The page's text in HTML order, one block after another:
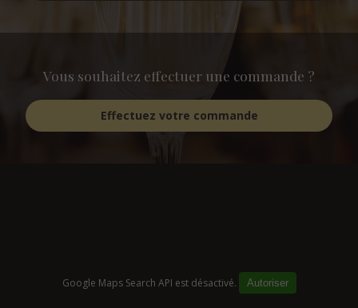
Vous souhaitez effectuer une commande ?
Effectuez votre commande
Google Maps Search API est désactivé. Autoriser